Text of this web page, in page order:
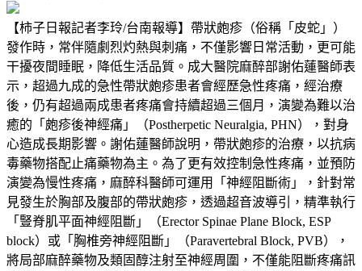
【柿子日報記者李玲/台南報導】帶狀皰疹（俗稱「皮蛇」）
發作時，常伴隨劇烈灼熱與刺痛，不僅影響日常活動，更可能
干擾夜間睡眠，降低生活品質。成大醫院麻醉部謝佑蓮醫師表
示，超過九成的急性帶狀皰疹患者會經歷急性疼痛，經治療
後，仍有超過兩成患者疼痛會持續超過三個月，演變為難以治
癒的「皰疹後神經痛」（Postherpetic Neuralgia, PHN），對身
心造成長期影響。謝佑蓮醫師說明，帶狀皰疹的治療，以抗病
毒藥物搭配止痛藥物為主。為了更有效控制急性疼痛，並預防
演變為慢性疼痛，麻醉科醫師可運用「神經阻斷術」，針對常
見發生於胸部及腹部的帶狀皰疹，透過超音波導引，精準執行
「豎脊肌平面神經阻斷」（Erector Spinae Plane Block, ESP
block）或「胸椎旁神經阻斷」（Paravertebral Block, PVB），
將局部麻醉藥物及類固醇注射至神經周圍，不僅能阻斷疼痛訊